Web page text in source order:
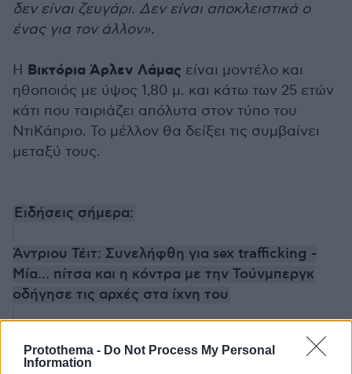
Protothema - Do Not Process My Personal
Information
δεν είναι ζευγάρι. Δεν είναι αποκλειστικά ο
ένας για τον άλλον».
Η Βικτόρια Άρλεν Λάμας είναι μοντέλο και
ηθοποιός με ύψος 1,80 μ. και κάτω των 25 ετών
κάτι που ταιριάζει απόλυτα στον τύπο του
ΝτιΚάπριο. Το μέλλον θα δείξει τις συμβαίνει
μεταξύ τους.
Ειδήσεις σήμερα:
Άντριου Τέιτ: Συνελήφθη για sex trafficking -
Μία... πίτσα και η κόντρα με την Τούνμπεργκ
οδήγησε τις αρχές στα ίχνη του
Βίντεο: Πώς ο αστυνομικός έσωσε το βρέφος
με ΚΑΡΠΑ - «Κοίτα τα ματάκια του, ξύπνησε»,